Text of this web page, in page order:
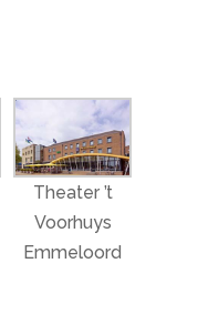
Theater ’t
Voorhuys
Emmeloord